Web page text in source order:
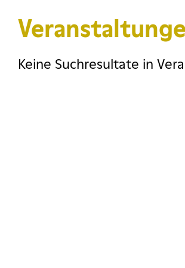
Keine Suchresultate in